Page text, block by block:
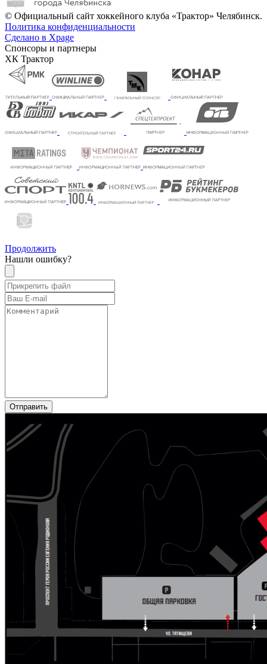
© Официальный сайт хоккейного клуба «Трактор» Челябинск.
Политика конфиденциальности
Сделано в Xpage
Спонсоры и партнеры
ХК Трактор
Продолжить
Нашли ошибку?